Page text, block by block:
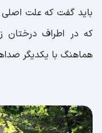
باید گفت که علت
که در اطراف
هماهنگ با یکدیگر